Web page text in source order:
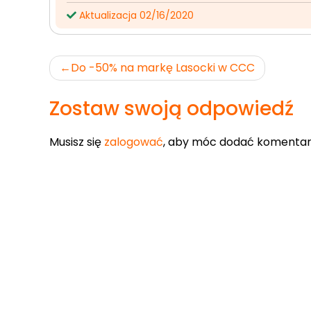
Aktualizacja 02/16/2020
Nawigacja
wpisu
Do -50% na markę Lasocki w CCC
Zostaw swoją odpowiedź
Musisz się zalogować, aby móc dodać